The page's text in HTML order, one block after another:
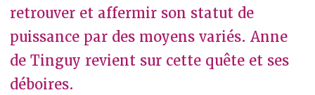
retrouver et affermir son statut de
puissance par des moyens variés. Anne
de Tinguy revient sur cette quête et ses
déboires.